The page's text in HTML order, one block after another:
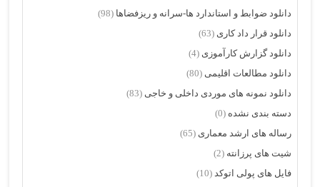
دانلود ضوابط و استاندارد ها-سرانه و ریزفضاها (98)
دانلود قرار داد کاری (63)
دانلود گزارش کارآموزی (4)
دانلود مطالعات اقلیمی (80)
دانلود نمونه های موردی داخلی و خاجی (83)
دسته بندی نشده (0)
رساله های ارشد معماری (65)
شیت های پرزانته (2)
فایل های پولی اتوکد (10)